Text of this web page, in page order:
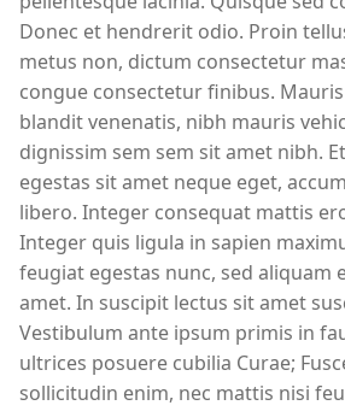
Donec et hendrerit odio. Proin
metus non, dictum consectetur
congue consectetur finibus.
blandit venenatis, nibh mauris
dignissim sem sem sit amet nibh.
egestas sit amet neque eget,
libero. Integer consequat mattis
Integer quis ligula in sapien
feugiat egestas nunc, sed aliquam
amet. In suscipit lectus sit amet
Vestibulum ante ipsum primis in
ultrices posuere cubilia Curae;
sollicitudin enim, nec mattis nisi